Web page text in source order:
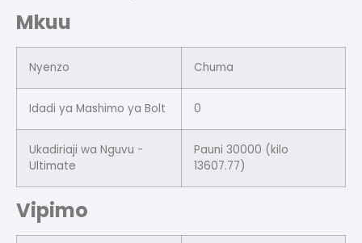
Mkuu
Nyenzo Chuma
Idadi ya Mashimo ya Bolt 0
Ukadiriaji wa Nguvu -
Ultimate
Pauni 30000 (kilo
13607.77)
Vipimo